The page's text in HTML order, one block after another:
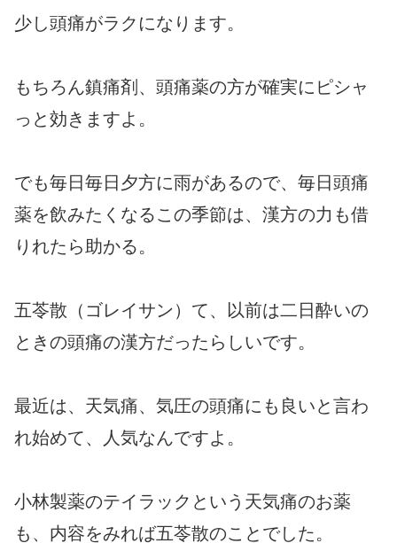
少し頭痛がラクになります。
もちろん鎮痛剤、頭痛薬の方が確実にピシャ
っと効きますよ。
でも毎日毎日夕方に雨があるので、毎日頭痛
薬を飲みたくなるこの季節は、漢方の力も借
りれたら助かる。
五苓散（ゴレイサン）て、以前は二日酔いの
ときの頭痛の漢方だったらしいです。
最近は、天気痛、気圧の頭痛にも良いと言わ
れ始めて、人気なんですよ。
小林製薬のテイラックという天気痛のお薬
も、内容をみれば五苓散のことでした。